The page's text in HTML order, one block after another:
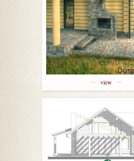
view